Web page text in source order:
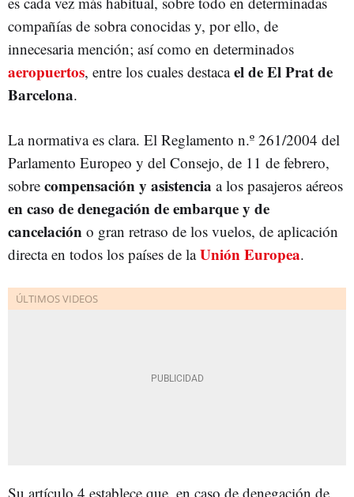
compañías de sobra conocidas y, por ello, de
innecesaria mención; así como en determinados
aeropuertos, entre los cuales destacael de El Prat de
Barcelona.
La normativa es clara. El Reglamento n.º 261/2004 del
Parlamento Europeo y del Consejo, de 11 de febrero,
sobre compensación y asistencia a los pasajeros aéreos
en caso de denegación de embarque y de
cancelación o gran retraso de los vuelos, de aplicación
directa en todos los países de laUnión Europea.
Su artículo 4 establece que, en caso de denegación de